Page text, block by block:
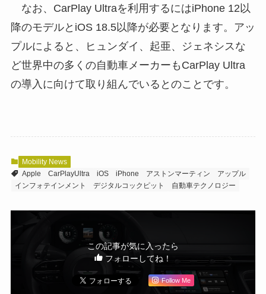
なお、CarPlay Ultraを利用するにはiPhone 12以
降のモデルとiOS 18.5以降が必要となります。アッ
プルによると、ヒュンダイ、起亜、ジェネシスな
ど世界中の多くの自動車メーカーもCarPlay Ultra
の導入に向けて取り組んでいるとのことです。
Mobility News
Apple
CarPlayUltra iOS iPhone アストンマーティン
アップル
インフォテインメント
デジタルコックピット 自動車テクノロジー
この記事が気に入ったら
フォローしてね！
Follow Me